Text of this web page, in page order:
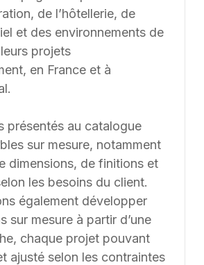
de l’hôtellerie, de
et des environnements de
projets
en France et à
présentés au catalogue
sur mesure, notamment
dimensions, de finitions et
les besoins du client.
également développer
sur mesure à partir d’une
chaque projet pouvant
ajusté selon les contraintes